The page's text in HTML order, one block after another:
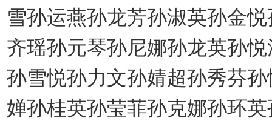
雪孙运燕孙龙芳孙淑英孙金
齐瑶孙元琴孙尼娜孙龙英孙
孙雪悦孙力文孙婧超孙秀芬
婵孙桂英孙莹菲孙克娜孙环